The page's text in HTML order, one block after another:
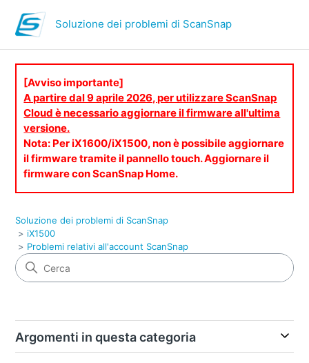
Soluzione dei problemi di ScanSnap
[Avviso importante]
A partire dal 9 aprile 2026, per utilizzare ScanSnap
Cloud è necessario aggiornare il firmware all'ultima
versione.
Nota: Per iX1600/iX1500, non è possibile aggiornare
il firmware tramite il pannello touch. Aggiornare il
firmware con ScanSnap Home.
Soluzione dei problemi di ScanSnap
iX1500
Problemi relativi all'account ScanSnap
Argomenti in questa categoria